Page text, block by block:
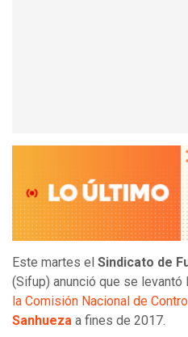
Este martes el Sindicato de
(Sifup) anunció que se levantó
la Comisión Nacional de
Sanhueza a fines de 2017.